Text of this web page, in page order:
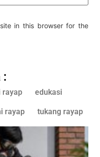
in this browser for the
:
rayap edukasi
rayap tukang rayap